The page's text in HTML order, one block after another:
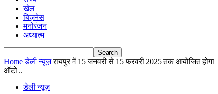
खेल
बिज़नेस
मनोरंजन
अध्यात्म
Home डेली न्यूज़ रायपुर में 15 जनवरी से 15 फरवरी 2025 तक आयोजित होगा
ऑटो...
डेली न्यूज़